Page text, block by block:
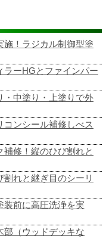
施！ラジカル制御型塗
ラーHGとファインパー
・中塗り・上塗りで外
ンシール補修しべス
修！縦のひび割れと
れと継ぎ目のシーリ
装前に高圧洗浄を実
部（ウッドデッキな